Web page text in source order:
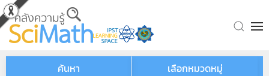
Skip to main content
ค้นหา เลือกหมวดหมู่